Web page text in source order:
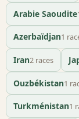
Arabie Saoudite
Azerbaïdjan1
Iran2 races
Ouzbékistan1
Turkménistan1